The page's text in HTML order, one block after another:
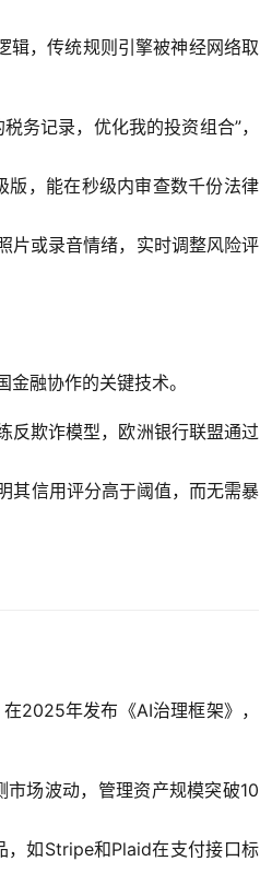
辑，传统规则引擎被神经网络取
务记录，优化我的投资组合”，
，能在秒级内审查数千份法律
片或录音情绪，实时调整风险评
融协作的关键技术。
反欺诈模型，欧洲银行联盟通过
其信用评分高于阈值，而无需暴
2025年发布《AI治理框架》，
场波动，管理资产规模突破10
，如Stripe和Plaid在支付接口标